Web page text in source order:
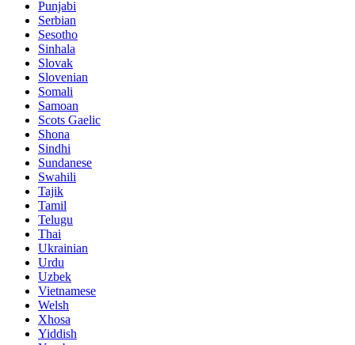
Punjabi
Serbian
Sesotho
Sinhala
Slovak
Slovenian
Somali
Samoan
Scots Gaelic
Shona
Sindhi
Sundanese
Swahili
Tajik
Tamil
Telugu
Thai
Ukrainian
Urdu
Uzbek
Vietnamese
Welsh
Xhosa
Yiddish